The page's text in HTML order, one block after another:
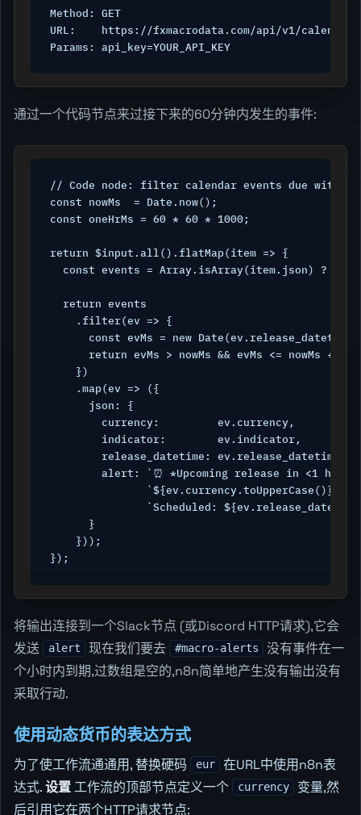
Method: GET
URL:    https://fxmacrodata.com/api/v1/calendar/
Params: api_key=YOUR_API_KEY
通过一个代码节点来过接下来的60分钟内发生的事件:
// Code node: filter calendar events due within
const nowMs  = Date.now();
const oneHrMs = 60 * 60 * 1000;
return $input.all().flatMap(item => {
const events = Array.isArray(item.json) ?
  return events
    .filter(ev => {
const evMs = new
return evMs > nowMs && evMs <= nowMs +
    })
    .map(ev => ({
      json: {
        currency:         ev.currency,
        indicator:        ev.indicator,
        release_datetime: ev.release_datetime,
alert: `⏰ *Upcoming release in <1
`${ev.currency.toUpperCase()}
`Scheduled:
      }
    }));
});
将输出连接到一个Slack节点 (或Discord HTTP请求),它会
发送
alert 现在我们要去 #macro-alerts
没有事件在一
个小时内到期,过数组是空的,n8n简单地产生没有输出没有
采取行动.
使用动态货币的表达方式
为了使工作流通通用, 替换硬码 eur
在URL中使用n8n表
达式.设置工作流的顶部节点定义一个 currency
变量,然
后引用它在两个HTTP请求节点: